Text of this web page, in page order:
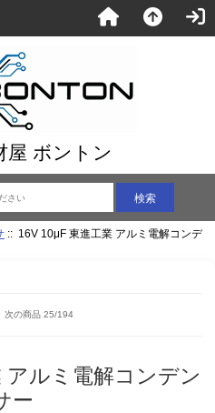
屋 ボントン
:: 16V 10μF 東進工業 アルミ電解コンデ
次の商品 25/194
アルミ電解コンデン
ー